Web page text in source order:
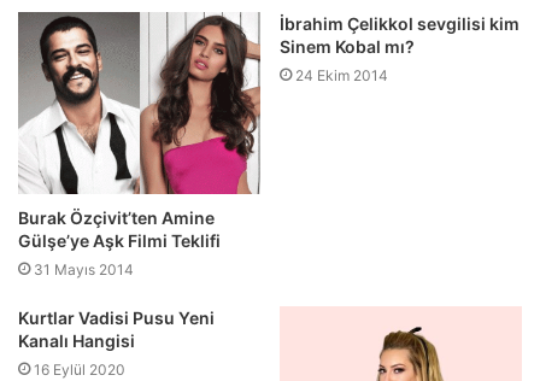
Burak Özçivit’ten Amine
Gülşe’ye Aşk Filmi Teklifi
31 Mayıs 2014
İbrahim Çelikkol sevgilisi kim
Sinem Kobal mı?
24 Ekim 2014
Kurtlar Vadisi Pusu Yeni
Kanalı Hangisi
16 Eylül 2020